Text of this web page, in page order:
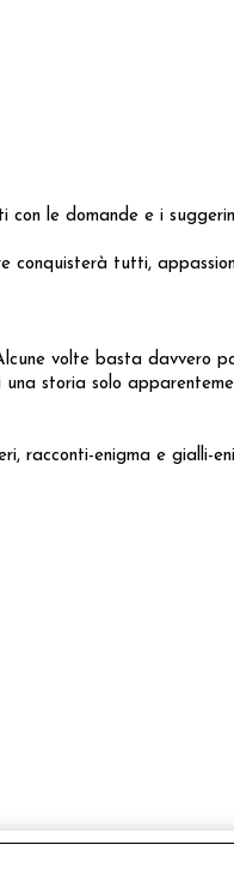
le domande e i
conquisterà tutti,
volte basta davvero
una storia solo
racconti-enigma e gialli-